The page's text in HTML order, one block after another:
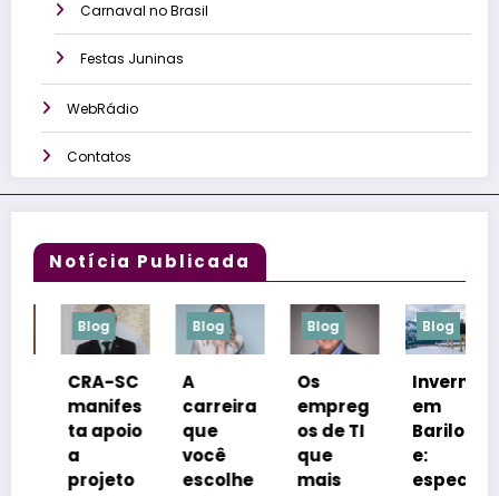
Carnaval no Brasil
Festas Juninas
WebRádio
Contatos
Notícia Publicada
Blog
A
carreira
que
escolhe
Blog
empreg
os de TI
que
mais
em
Bariloch
e:
especia
Blog
polis